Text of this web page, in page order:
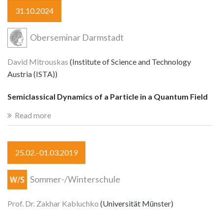
31.10.2024
Oberseminar Darmstadt
David Mitrouskas (Institute of Science and Technology
Austria (ISTA))
Semiclassical Dynamics of a Particle in a Quantum Field
Read more
25.02.–01.03.2019
Sommer-/Winterschule
Prof. Dr. Zakhar Kabluchko (Universität Münster)